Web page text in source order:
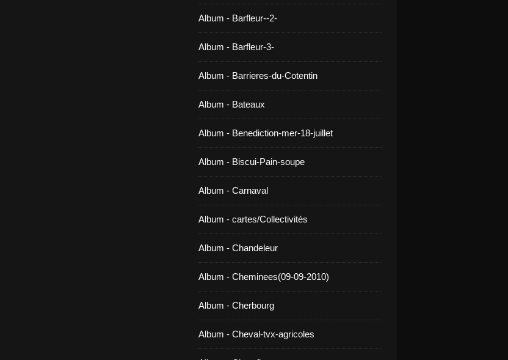
Album - Barfleur--2-
Album - Barfleur-3-
Album - Barrieres-du-Cotentin
Album - Bateaux
Album - Benediction-mer-18-juillet
Album - Biscui-Pain-soupe
Album - Carnaval
Album - cartes/Collectivités
Album - Chandeleur
Album - Cheminees(09-09-2010)
Album - Cherbourg
Album - Cheval-tvx-agricoles